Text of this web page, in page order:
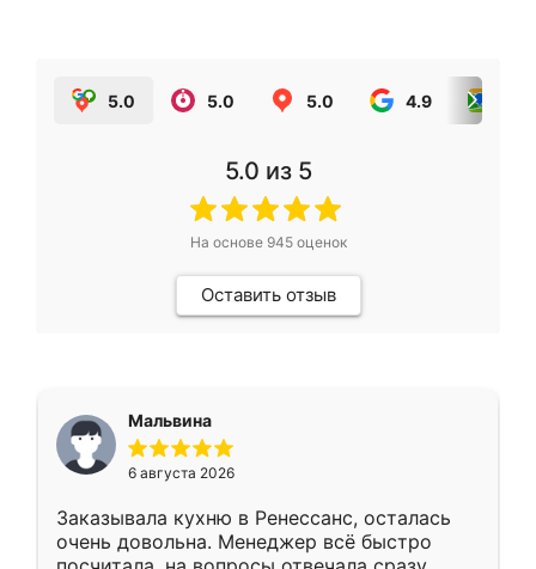
5.0 5.0 5.0 4.9
5.0 из 5
На основе 945оценок
Оставить отзыв
Мальвина
6 августа 2026
Заказывала кухню в Ренессанс, осталась
очень довольна. Менеджер всё быстро